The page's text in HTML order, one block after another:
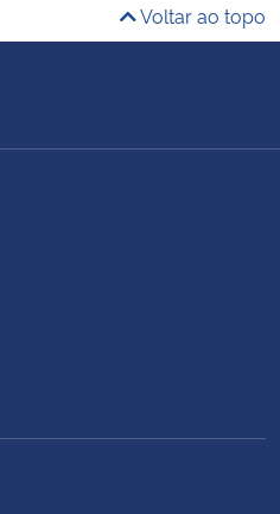
Voltar ao topo